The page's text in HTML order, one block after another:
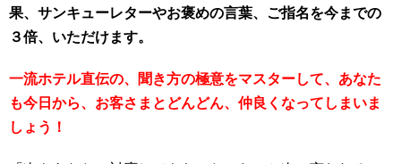
果、サンキューレターやお褒めの言葉、 ご指名を今までの
３倍、いただけます。
一流ホテル直伝の、聞き方の極意をマスターして、あなた
も今日から、お客さまとどんどん、仲良くなってしまいま
しょう！